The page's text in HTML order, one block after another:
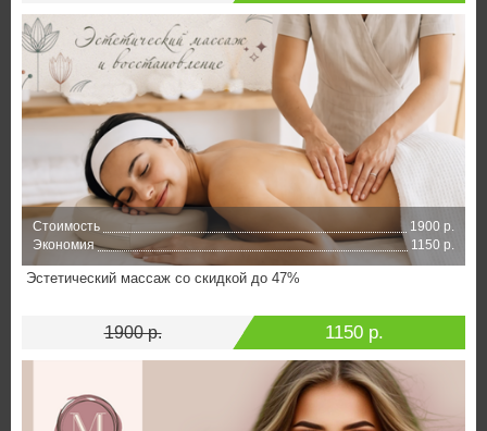
Стоимость
1900 р.
Экономия
1150 р.
Эстетический массаж со скидкой до 47%
1900 р. 1150 р.